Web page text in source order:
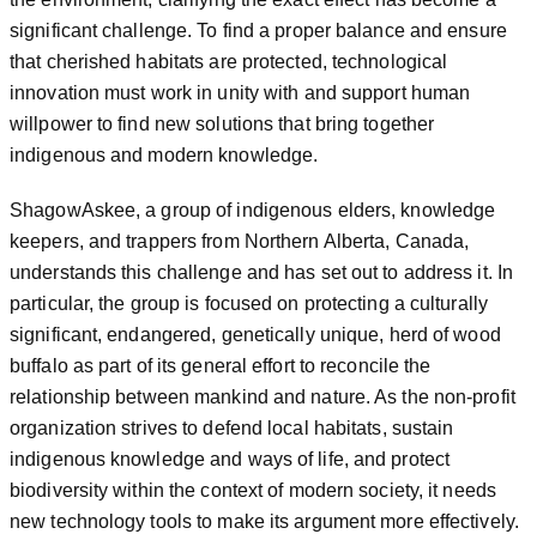
significant challenge. To find a proper balance and ensure
that cherished habitats are protected, technological
innovation must work in unity with and support human
willpower to find new solutions that bring together
indigenous and modern knowledge.
ShagowAskee, a group of indigenous elders, knowledge
keepers, and trappers from Northern Alberta, Canada,
understands this challenge and has set out to address it. In
particular, the group is focused on protecting a culturally
significant, endangered, genetically unique, herd of wood
buffalo as part of its general effort to reconcile the
relationship between mankind and nature. As the non-profit
organization strives to defend local habitats, sustain
indigenous knowledge and ways of life, and protect
biodiversity within the context of modern society, it needs
new technology tools to make its argument more effectively.